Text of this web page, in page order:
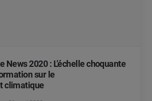
News 2020 : L’échelle choquante
sur le
climatique